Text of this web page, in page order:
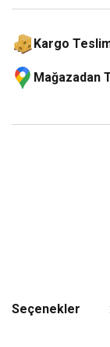
Kargo
Mağazadan
Seçenekler